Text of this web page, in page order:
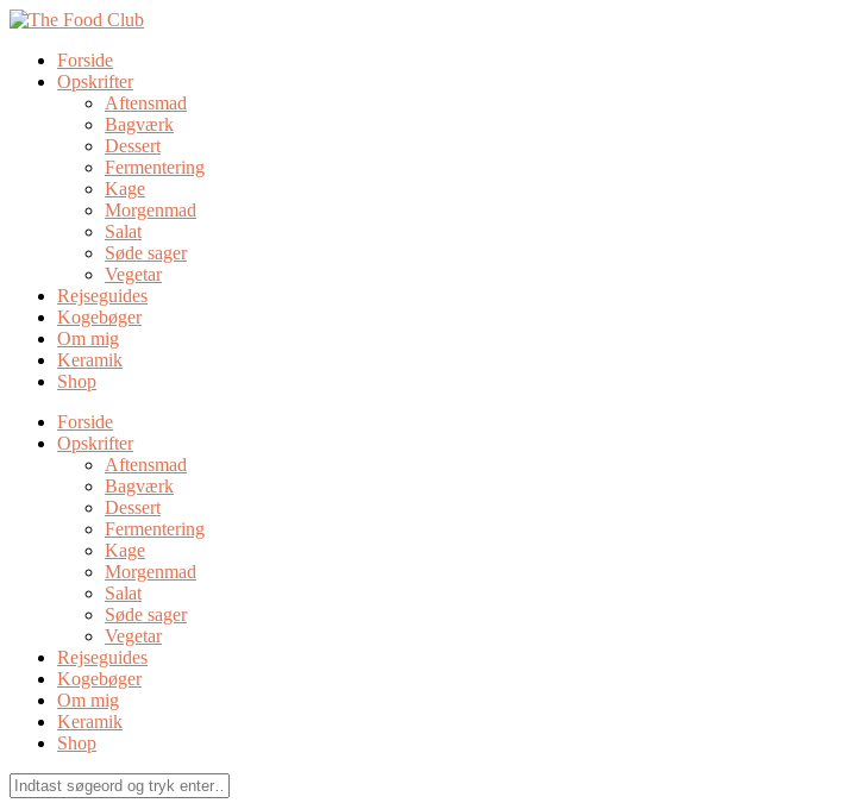
Forside
Opskrifter
Aftensmad
Bagværk
Dessert
Fermentering
Kage
Morgenmad
Salat
Søde sager
Vegetar
Rejseguides
Kogebøger
Om mig
Keramik
Shop
Forside
Opskrifter
Aftensmad
Bagværk
Dessert
Fermentering
Kage
Morgenmad
Salat
Søde sager
Vegetar
Rejseguides
Kogebøger
Om mig
Keramik
Shop